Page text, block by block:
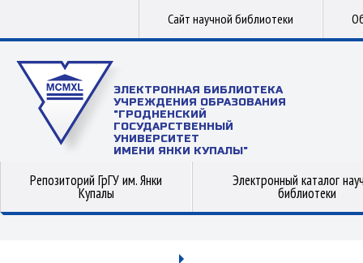
Сайт научной библиотеки
ЭЛЕКТРОННАЯ БИБЛИОТЕКА
УЧРЕЖДЕНИЯ ОБРАЗОВАНИЯ
"ГРОДНЕНСКИЙ
ГОСУДАРСТВЕННЫЙ
УНИВЕРСИТЕТ
ИМЕНИ ЯНКИ КУПАЛЫ"
Репозиторий ГрГУ им. Янки
Купалы
Электронный каталог
библиотеки